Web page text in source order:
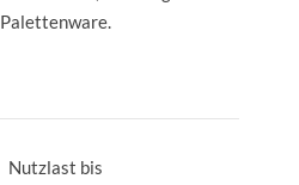
Palettenware.
Nutzlast bis